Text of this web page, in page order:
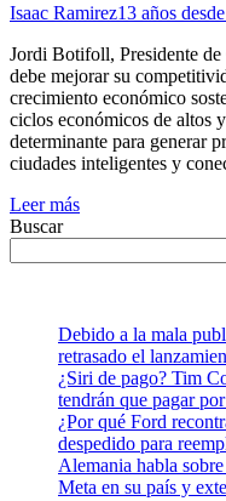
Isaac Ramirez13 años
Jordi Botifoll, Presidente
debe mejorar su
crecimiento económico
ciclos económicos de altos
determinante para generar
ciudades inteligentes y
Leer más
Buscar
Debido a la mala
retrasado el
¿Siri de pago? Tim
tendrán que pagar
¿Por qué Ford
despedido para
Alemania habla
Meta en su país y